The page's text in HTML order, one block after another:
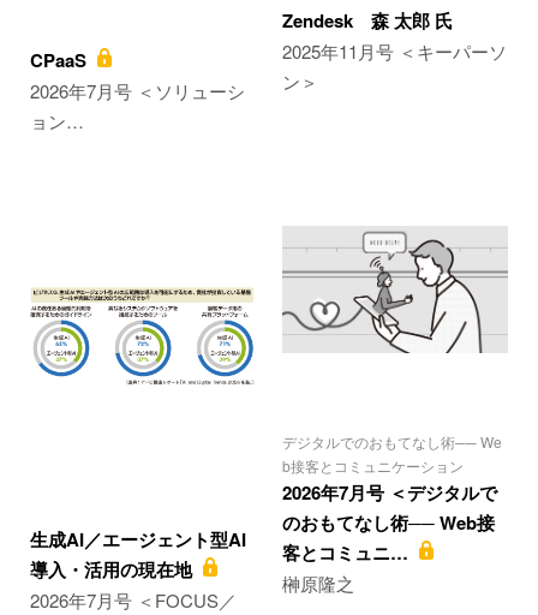
CPaaS
2026年7月号 ＜ソリューシ
ョン…
Zendesk 森 太郎 氏
2025年11月号 ＜キーパーソ
ン＞
生成AI／エージェント型AI
導入・活用の現在地
2026年7月号 ＜FOCUS／
デジタルでのおもてなし術── We
b接客とコミュニケーション
2026年7月号 ＜デジタルで
のおもてなし術── Web接
客とコミュニ…
榊原隆之